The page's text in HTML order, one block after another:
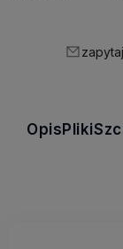
OpisPliki